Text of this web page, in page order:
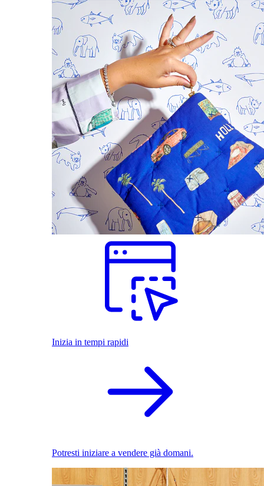
Inizia in tempi rapidi
Potresti iniziare a vendere già domani.